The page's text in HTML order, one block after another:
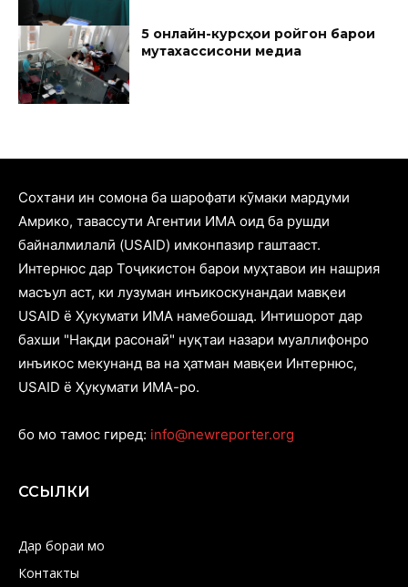
5 онлайн-курсҳои ройгон барои
мутахассисони медиа
Cохтани ин сомона ба шарофати кӯмаки мардуми
Амрико, тавассути Агентии ИМА оид ба рушди
байналмилалӣ (USAID) имконпазир гаштааст.
Интернюс дар Тоҷикистон барои муҳтавои ин нашрия
масъул аст, ки лузуман инъикоскунандаи мавқеи
USAID ё Ҳукумати ИМА намебошад. Интишорот дар
бахши "Нақди расонаӣ" нуқтаи назари муаллифонро
инъикос мекунанд ва на ҳатман мавқеи Интернюс,
USAID ё Ҳукумати ИМА-ро.
бо мо тамос гиред: info@newreporter.org
ССЫЛКИ
Дар бораи мо
Контакты